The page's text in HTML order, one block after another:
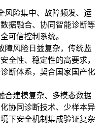
风险集中、故障频发、运
据融合、协同智能诊断等
可信控制系统。
障风险日益复杂，传统监
全性、稳定性的高要求，
断体系，契合国家国产化
合建模复杂、多模态数据
协同诊断技术、少样本异
下安全机制集成验证复杂